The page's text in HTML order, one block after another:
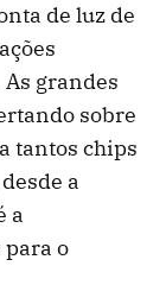
de luz de
grandes
sobre
tantos chips
a
a
o